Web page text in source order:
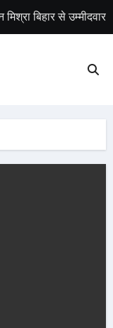
बिहार से उम्मीदवार